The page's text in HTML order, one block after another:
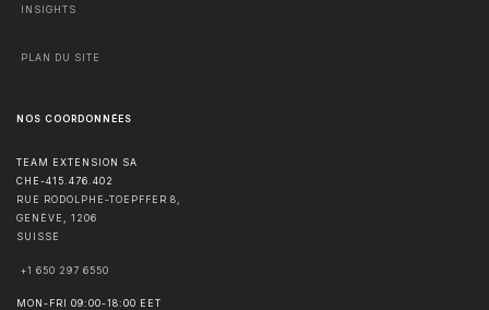
INSIGHTS
PLAN DU SITE
NOS COORDONNÉES
TEAM EXTENSION SA
CHE-415.476.402
RUE RODOLPHE-TOEPFFER 8,
GENÈVE
1206
SUISSE
+1 650 297 6550
MON-FRI 09:00-18:00 EET